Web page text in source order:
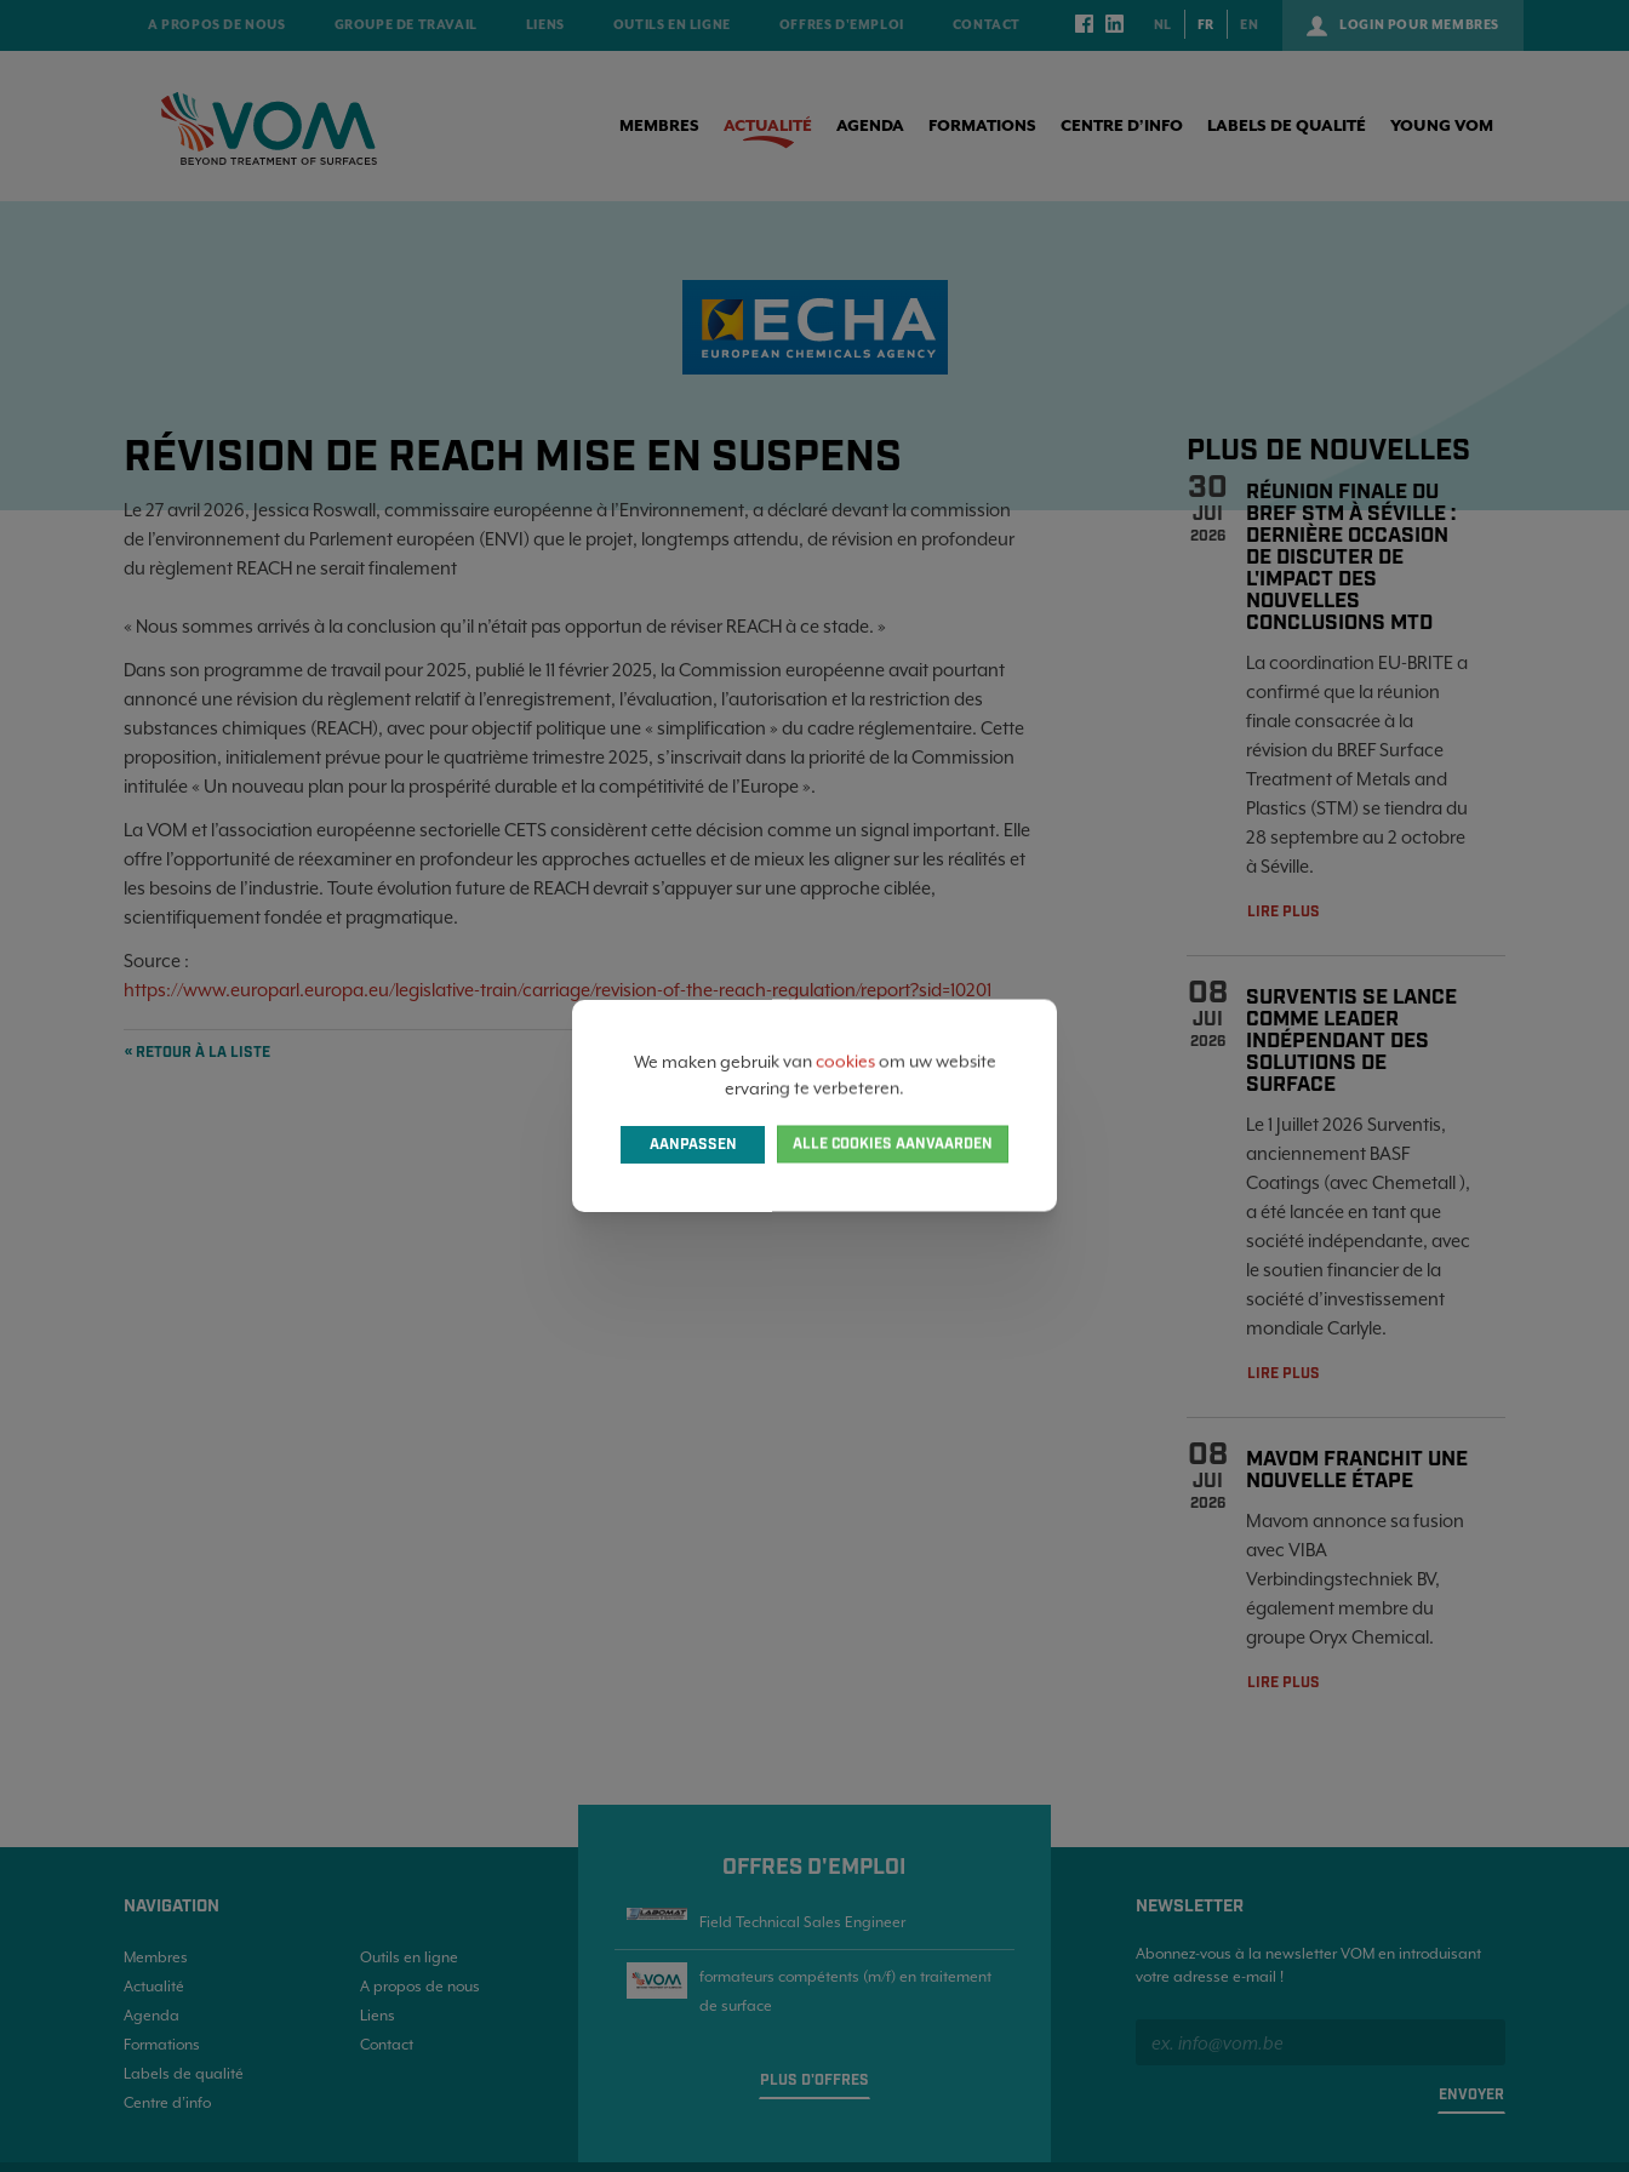
A PROPOS DE NOUS GROUPE DE TRAVAIL LIENS OUTILS EN LIGNE OFFRES D'EMPLOI CONTACT LOGIN POUR MEMBRES
NL FR EN
MEMBRES ACTUALITÉ AGENDA FORMATIONS CENTRE D’INFO LABELS DE QUALITÉ YOUNG VOM
ACCUEIL ACTUALITÉ RÉVISION DE REACH MISE EN SUSPENS
RÉVISION DE REACH MISE EN SUSPENS
Le 27 avril 2026, Jessica Roswall, commissaire européenne à l’Environnement, a déclaré devant la commission
de l’environnement du Parlement européen (ENVI) que le projet, longtemps attendu, de révision en profondeur
du règlement REACH ne serait finalement
« Nous sommes arrivés à la conclusion qu’il n’était pas opportun de réviser REACH à ce stade. »
Dans son programme de travail pour 2025, publié le 11 février 2025, la Commission européenne avait pourtant
annoncé une révision du règlement relatif à l’enregistrement, l’évaluation, l’autorisation et la restriction des
substances chimiques (REACH), avec pour objectif politique une « simplification » du cadre réglementaire. Cette
proposition, initialement prévue pour le quatrième trimestre 2025, s’inscrivait dans la priorité de la Commission
intitulée « Un nouveau plan pour la prospérité durable et la compétitivité de l’Europe ».
La VOM et l’association européenne sectorielle CETS considèrent cette décision comme un signal important. Elle
offre l’opportunité de réexaminer en profondeur les approches actuelles et de mieux les aligner sur les réalités et
les besoins de l’industrie. Toute évolution future de REACH devrait s’appuyer sur une approche ciblée,
scientifiquement fondée et pragmatique.
Source :
https://www.europarl.europa.eu/legislative-train/carriage/revision-of-the-reach-regulation/report?sid=10201
« RETOUR À LA LISTE
PLUS DE NOUVELLES
30
JUI
2026
RÉUNION FINALE DU
BREF STM À SÉVILLE :
DERNIÈRE OCCASION
DE DISCUTER DE
L'IMPACT DES
NOUVELLES
CONCLUSIONS MTD
La coordination EU-BRITE a
confirmé que la réunion
finale consacrée à la
révision du BREF Surface
Treatment of Metals and
Plastics (STM) se tiendra du
28 septembre au 2 octobre
à Séville.
LIRE PLUS
08
JUI
2026
SURVENTIS SE LANCE
COMME LEADER
INDÉPENDANT DES
SOLUTIONS DE
SURFACE
Le 1 Juillet 2026 Surventis,
anciennement BASF
Coatings (avec Chemetall ),
a été lancée en tant que
société indépendante, avec
le soutien financier de la
société d’investissement
mondiale Carlyle.
LIRE PLUS
08
JUI
2026
MAVOM FRANCHIT UNE
NOUVELLE ÉTAPE
Mavom annonce sa fusion
avec VIBA
Verbindingstechniek BV,
également membre du
groupe Oryx Chemical.
LIRE PLUS
NAVIGATION
Membres
Actualité
Agenda
Formations
Labels de qualité
Centre d’info
Outils en ligne
A propos de nous
Liens
Contact
OFFRES D'EMPLOI
Field Technical Sales Engineer
formateurs compétents (m/f) en traitement
de surface
PLUS D'OFFRES
NEWSLETTER
Abonnez-vous à la newsletter VOM en introduisant
votre adresse e-mail !
ENVOYER
We maken gebruik vancookiesom uw website
ervaring te verbeteren.
AANPASSEN ALLE COOKIES AANVAARDEN